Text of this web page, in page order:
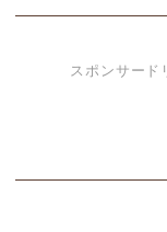
スポンサード